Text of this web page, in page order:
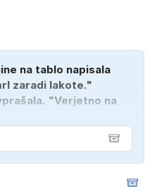
na tablo napisala
zaradi lakote."
"Verjetno na